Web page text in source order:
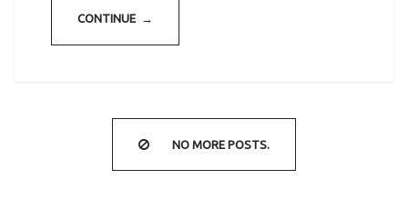
CONTINUE →
NO MORE POSTS.